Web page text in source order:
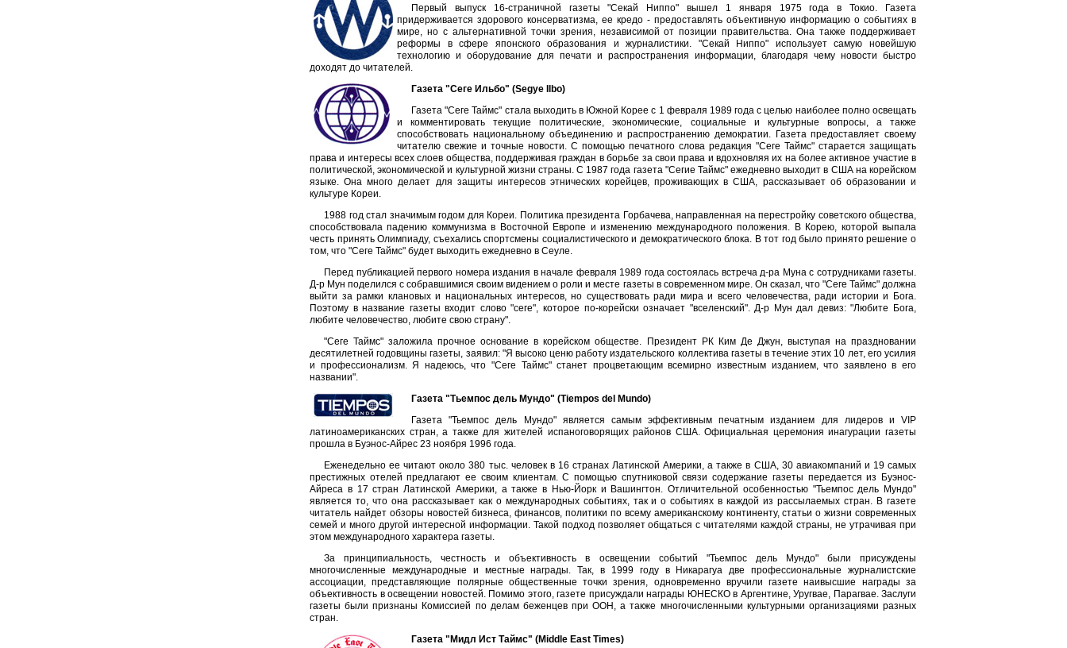
Первый выпуск 16-страничной газеты "Секай Ниппо" вышел 1 января 1975 года в Токио. Газета
придерживается здорового консерватизма, ее кредо - предоставлять объективную информацию о событиях в
мире, но с альтернативной точки зрения, независимой от позиции правительства. Она также поддерживает
реформы в сфере японского образования и журналистики. "Секай Ниппо" использует самую новейшую
технологию и оборудование для печати и распространения информации, благодаря чему новости быстро
доходят до читателей.
Газета "Сеге Ильбо" (Segye Ilbo)
Газета "Сеге Таймс" стала выходить в Южной Корее с 1 февраля 1989 года с целью наиболее полно освещать
и комментировать текущие политические, экономические, социальные и культурные вопросы, а также
способствовать национальному объединению и распространению демократии. Газета предоставляет своему
читателю свежие и точные новости. С помощью печатного слова редакция "Сеге Таймс" старается защищать
права и интересы всех слоев общества, поддерживая граждан в борьбе за свои права и вдохновляя их на более активное участие в
политической, экономической и культурной жизни страны. С 1987 года газета "Сегие Таймс" ежедневно выходит в США на корейском
языке. Она много делает для защиты интересов этнических корейцев, проживающих в США, рассказывает об образовании и
культуре Кореи.
1988 год стал значимым годом для Кореи. Политика президента Горбачева, направленная на перестройку советского общества,
способствовала падению коммунизма в Восточной Европе и изменению международного положения. В Корею, которой выпала
честь принять Олимпиаду, съехались спортсмены социалистического и демократического блока. В тот год было принято решение о
том, что "Сеге Таймс" будет выходить ежедневно в Сеуле.
Перед публикацией первого номера издания в начале февраля 1989 года состоялась встреча д-ра Муна с сотрудниками газеты.
Д-р Мун поделился с собравшимися своим видением о роли и месте газеты в современном мире. Он сказал, что "Сеге Таймс" должна
выйти за рамки клановых и национальных интересов, но существовать ради мира и всего человечества, ради истории и Бога.
Поэтому в название газеты входит слово "сеге", которое по-корейски означает "вселенский". Д-р Мун дал девиз: "Любите Бога,
любите человечество, любите свою страну".
"Сеге Таймс" заложила прочное основание в корейском обществе. Президент РК Ким Де Джун, выступая на праздновании
десятилетней годовщины газеты, заявил: "Я высоко ценю работу издательского коллектива газеты в течение этих 10 лет, его усилия
и профессионализм. Я надеюсь, что "Сеге Таймс" станет процветающим всемирно известным изданием, что заявлено в его
названии".
Газета "Тьемпос дель Мундо" (Tiempos del Mundo)
Газета "Тьемпос дель Мундо" является самым эффективным печатным изданием для лидеров и VIP
латиноамериканских стран, а также для жителей испаноговорящих районов США. Официальная церемония инагурации газеты
прошла в Буэнос-Айрес 23 ноября 1996 года.
Еженедельно ее читают около 380 тыс. человек в 16 странах Латинской Америки, а также в США, 30 авиакомпаний и 19 самых
престижных отелей предлагают ее своим клиентам. С помощью спутниковой связи содержание газеты передается из Буэнос-
Айреса в 17 стран Латинской Америки, а также в Нью-Йорк и Вашингтон. Отличительной особенностью "Тьемпос дель Мундо"
является то, что она рассказывает как о международных событиях, так и о событиях в каждой из рассылаемых стран. В газете
читатель найдет обзоры новостей бизнеса, финансов, политики по всему американскому континенту, статьи о жизни современных
семей и много другой интересной информации. Такой подход позволяет общаться с читателями каждой страны, не утрачивая при
этом международного характера газеты.
За принципиальность, честность и объективность в освещении событий "Тьемпос дель Мундо" были присуждены
многочисленные международные и местные награды. Так, в 1999 году в Никарагуа две профессиональные журналистские
ассоциации, представляющие полярные общественные точки зрения, одновременно вручили газете наивысшие награды за
объективность в освещении новостей. Помимо этого, газете присуждали награды ЮНЕСКО в Аргентине, Уругвае, Парагвае. Заслуги
газеты были признаны Комиссией по делам беженцев при ООН, а также многочисленными культурными организациями разных
стран.
Газета "Мидл Ист Таймс" (Middle East Times)